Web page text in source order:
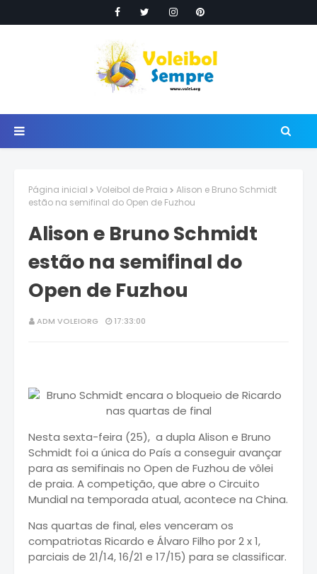
Página inicial Voleibol de Praia
Alison e Bruno Schmidt
estão na semifinal do Open de Fuzhou
Alison e Bruno Schmidt
estão na semifinal do
Open de Fuzhou
ADM VOLEIORG 17:33:00
Nesta sexta-feira (25), a dupla Alison e Bruno
Schmidt foi a única do País a conseguir avançar
para as semifinais no Open de Fuzhou de vôlei
de praia. A competição, que abre o Circuito
Mundial na temporada atual, acontece na China.
Nas quartas de final, eles venceram os
compatriotas Ricardo e Álvaro Filho por 2 x 1,
parciais de 21/14, 16/21 e 17/15) para se classificar.